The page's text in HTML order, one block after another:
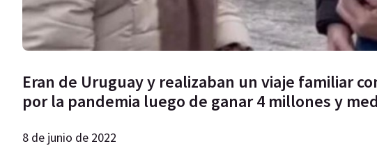
Eran de Uruguay y realizaban un viaje familiar
por la pandemia luego de ganar 4 millones y
8 de junio de 2022